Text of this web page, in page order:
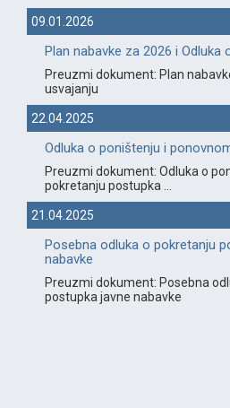
09.01.2026
Plan nabavke za 2026 i Odluka
Preuzmi dokument: Plan
usvajanju
22.04.2025
Odluka o poništenju i
Preuzmi dokument: Odluka o
pokretanju postupka ...
21.04.2025
Posebna odluka o pokretanju
nabavke
Preuzmi dokument: Posebna
postupka javne nabavke